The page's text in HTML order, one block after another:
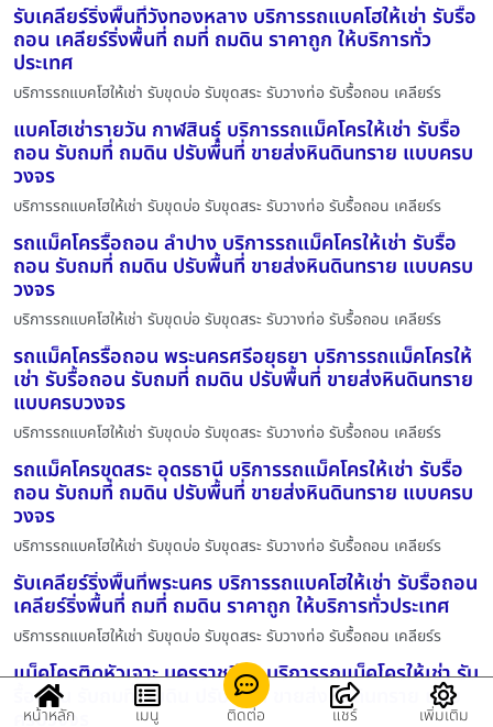
รับเคลียร์ริ่งพื้นที่วังทองหลาง บริการรถแบคโฮให้เช่า รับรื้อ
ถอน เคลียร์ริ่งพื้นที่ ถมที่ ถมดิน ราคาถูก ให้บริการทั่ว
ประเทศ
บริการรถแบคโฮให้เช่า รับขุดบ่อ รับขุดสระ รับวางท่อ รับรื้อถอน เคลียร์ร
แบคโฮเช่ารายวัน กาฬสินธุ์ บริการรถแม็คโครให้เช่า รับรื้อ
ถอน รับถมที่ ถมดิน ปรับพื้นที่ ขายส่งหินดินทราย แบบครบ
วงจร
บริการรถแบคโฮให้เช่า รับขุดบ่อ รับขุดสระ รับวางท่อ รับรื้อถอน เคลียร์ร
รถแม็คโครรื้อถอน ลำปาง บริการรถแม็คโครให้เช่า รับรื้อ
ถอน รับถมที่ ถมดิน ปรับพื้นที่ ขายส่งหินดินทราย แบบครบ
วงจร
บริการรถแบคโฮให้เช่า รับขุดบ่อ รับขุดสระ รับวางท่อ รับรื้อถอน เคลียร์ร
รถแม็คโครรื้อถอน พระนครศรีอยุธยา บริการรถแม็คโครให้
เช่า รับรื้อถอน รับถมที่ ถมดิน ปรับพื้นที่ ขายส่งหินดินทราย
แบบครบวงจร
บริการรถแบคโฮให้เช่า รับขุดบ่อ รับขุดสระ รับวางท่อ รับรื้อถอน เคลียร์ร
รถแม็คโครขุดสระ อุดรธานี บริการรถแม็คโครให้เช่า รับรื้อ
ถอน รับถมที่ ถมดิน ปรับพื้นที่ ขายส่งหินดินทราย แบบครบ
วงจร
บริการรถแบคโฮให้เช่า รับขุดบ่อ รับขุดสระ รับวางท่อ รับรื้อถอน เคลียร์ร
รับเคลียร์ริ่งพื้นที่พระนคร บริการรถแบคโฮให้เช่า รับรื้อถอน
เคลียร์ริ่งพื้นที่ ถมที่ ถมดิน ราคาถูก ให้บริการทั่วประเทศ
บริการรถแบคโฮให้เช่า รับขุดบ่อ รับขุดสระ รับวางท่อ รับรื้อถอน เคลียร์ร
แม็คโครติดหัวเจาะ นครราชสีมา บริการรถแม็คโครให้เช่า รับ
รื้อถอน รับถมที่ ถมดิน ปรับพื้นที่ ขายส่งหินดินทราย แบบ
ครบวงจร
หน้าหลัก เมนู ติดต่อ แชร์ เพิ่มเติม